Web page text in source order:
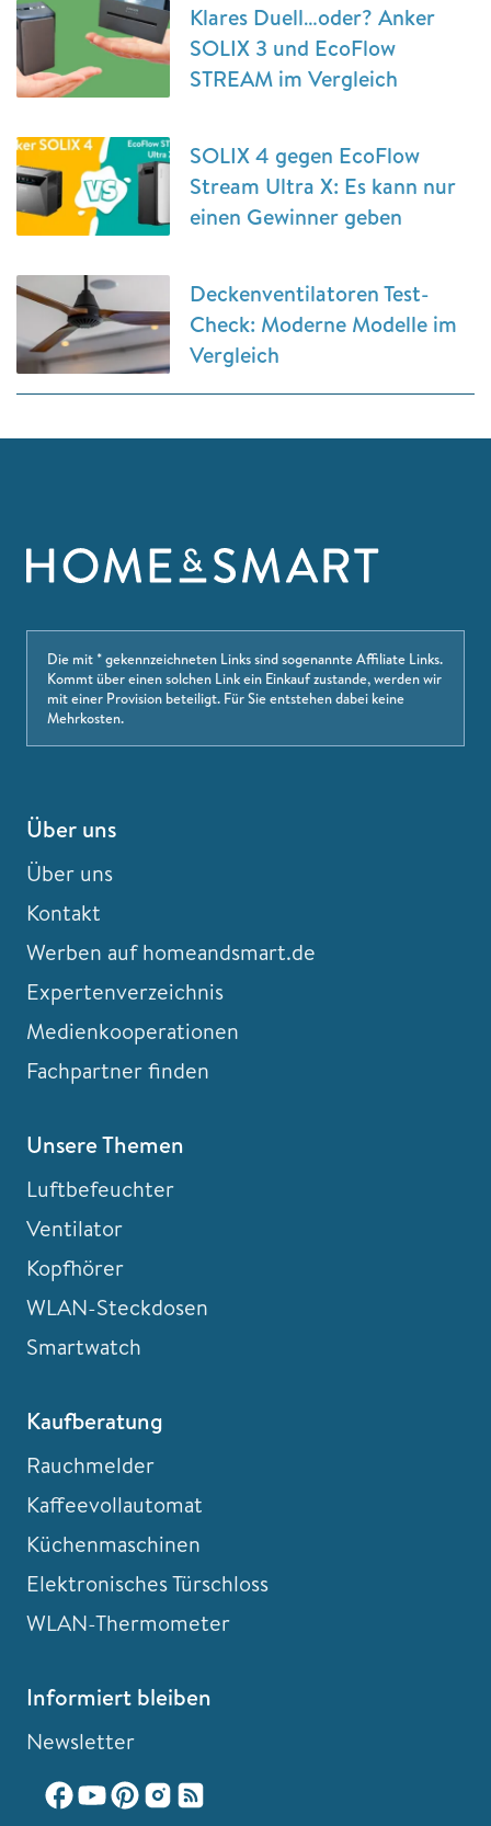
Klares Duell…oder? Anker
SOLIX 3 und EcoFlow
STREAM im Vergleich
SOLIX 4 gegen EcoFlow
Stream Ultra X: Es kann nur
einen Gewinner geben
Deckenventilatoren Test-
Check: Moderne Modelle im
Vergleich
Die mit * gekennzeichneten Links sind sogenannte Affiliate Links.
Kommt über einen solchen Link ein Einkauf zustande, werden wir
mit einer Provision beteiligt. Für Sie entstehen dabei keine
Mehrkosten.
Über uns
Über uns
Kontakt
Werben auf homeandsmart.de
Expertenverzeichnis
Medienkooperationen
Fachpartner finden
Unsere Themen
Luftbefeuchter
Ventilator
Kopfhörer
WLAN-Steckdosen
Smartwatch
Kaufberatung
Rauchmelder
Kaffeevollautomat
Küchenmaschinen
Elektronisches Türschloss
WLAN-Thermometer
Informiert bleiben
Newsletter